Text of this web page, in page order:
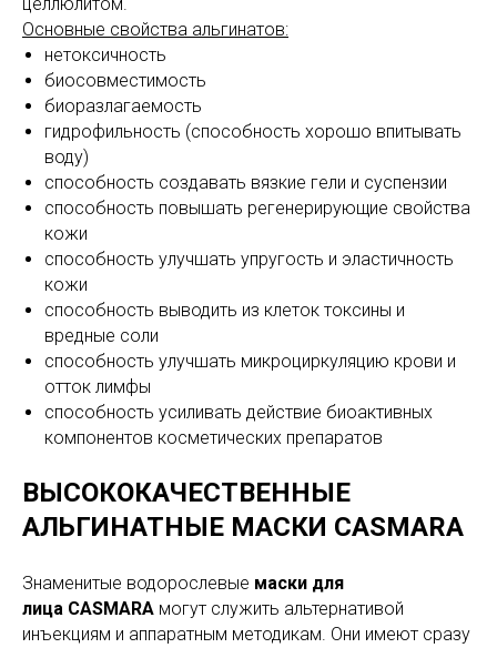
Основные свойства альгинатов:
нетоксичность
биосовместимость
биоразлагаемость
гидрофильность (способность хорошо впитывать
воду)
способность создавать вязкие гели и суспензии
способность повышать регенерирующие свойства
кожи
способность улучшать упругость и эластичность
кожи
способность выводить из клеток токсины и
вредные соли
способность улучшать микроциркуляцию крови и
отток лимфы
способность усиливать действие биоактивных
компонентов косметических препаратов
ВЫСОКОКАЧЕСТВЕННЫЕ
АЛЬГИНАТНЫЕ МАСКИ CASMARA
Знаменитые водорослевые маски для
лица CASMARA могут служить альтернативой
инъекциям и аппаратным методикам. Они имеют сразу